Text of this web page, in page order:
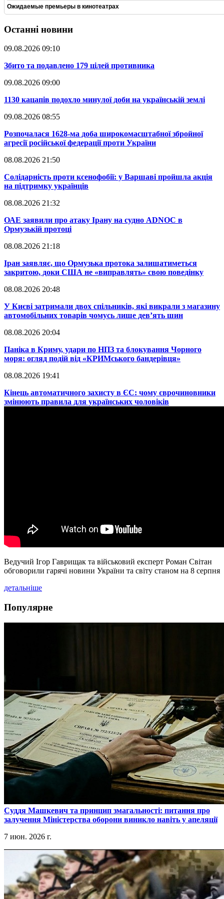
Ожидаемые премьеры в кинотеатрах
Останні новини
09.08.2026 09:10
​Збито та подавлено 179 цілей противника
09.08.2026 09:00
​1130 кацапів подохло минулої доби на українській землі
09.08.2026 08:55
​Розпочалася 1628-ма доба широкомасштабної збройної
агресії російської федерації проти України
08.08.2026 21:50
​Солідарність проти ксенофобії: у Варшаві пройшла акція
на підтримку українців
08.08.2026 21:32
​ОАЕ заявили про атаку Ірану на судно ADNOC в
Ормузькій протоці
08.08.2026 21:18
​Іран заявляє, що Ормузька протока залишатиметься
закритою, доки США не «виправлять» свою поведінку
08.08.2026 20:48
​У Києві затримали двох спільників, які викрали з магазину
автомобільних товарів чомусь лише дев’ять шин
08.08.2026 20:04
Паніка в Криму, удари по НПЗ та блокування Чорного
моря: огляд подій від «КРИМського бандерівця»
08.08.2026 19:41
​Кінець автоматичного захисту в ЄС: чому єврочиновники
змінюють правила для українських чоловіків
Ведучий Ігор Гаврищак та військовий експерт Роман Світан
обговорили гарячі новини України та світу станом на 8 серпня
детальніше
Популярне
​Суддя Машкевич та принцип змагальності: питання про
залучення Міністерства оборони виникло навіть у апеляції
7 июн. 2026 г.